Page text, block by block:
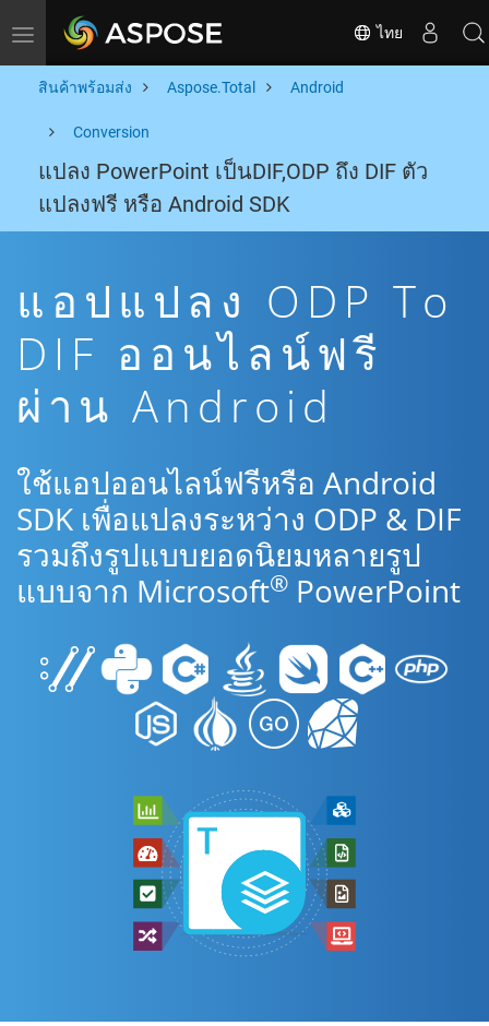
Toggle navigation ไทย
สินค้าพร้อมส่ง Aspose.Total Android
Conversion
แปลง PowerPoint เป็นDIF,ODP ถึง DIF ตัว
แปลงฟรี หรือ Android SDK
แอปแปลง ODP To
DIF ออนไลน์ฟรี
ผ่าน Android
ใช้แอปออนไลน์ฟรีหรือ Android
SDK เพื่อแปลงระหว่าง ODP & DIF
รวมถึงรูปแบบยอดนิยมหลายรูป
แบบจาก Microsoft® PowerPoint